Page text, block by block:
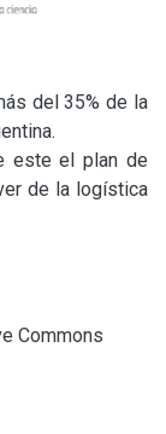
del 35% de la
este el plan de
de la logística
volúmenes de
caso de
Puerto de
La Plata -
Commons